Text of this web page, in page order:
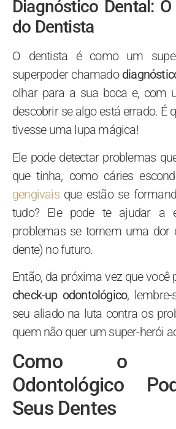
Diagnóstico Dental:
do Dentista
O dentista é como um
superpoder chamado
olhar para a sua boca e, com
descobrir se algo está errado. É
tivesse uma lupa mágica!
Ele pode detectar problemas
que tinha, como cáries
gengivaisque estão se
tudo? Ele pode te ajudar a
problemas se tornem uma dor
dente) no futuro.
Então, da próxima vez que você
check-up odontológico, lembre-
seu aliado na luta contra os
quem não quer um super-herói
Como o
Odontológico
Seus Dentes